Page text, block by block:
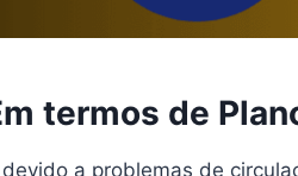
termos de
a problemas de